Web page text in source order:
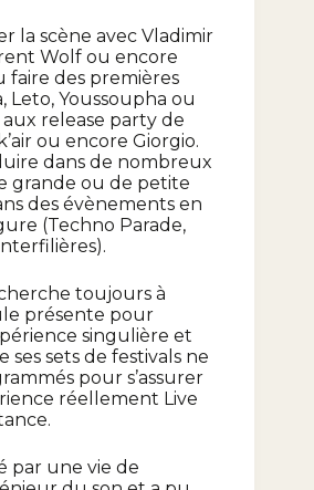
la scène avec Vladimir
Wolf ou encore
faire des premières
Leto, Youssoupha ou
release party de
ou encore Giorgio.
dans de nombreux
grande ou de petite
des évènements en
(Techno Parade,
toujours à
présente pour
singulière et
ses sets de festivals ne
pour s’assurer
réellement Live
par une vie de